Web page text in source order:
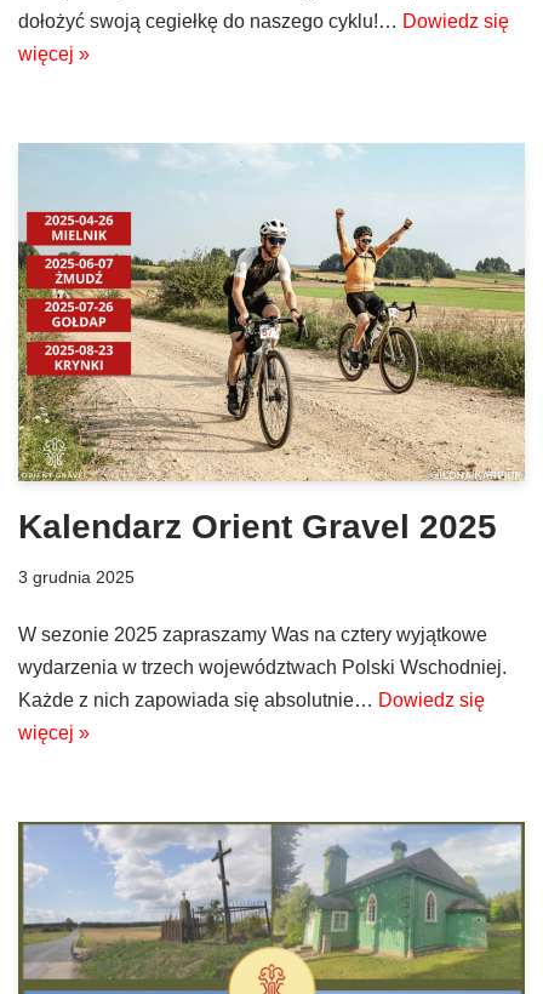
dołożyć swoją cegiełkę do naszego cyklu!… Dowiedz się
więcej »
Kalendarz Orient Gravel 2025
3 grudnia 2025
W sezonie 2025 zapraszamy Was na cztery wyjątkowe
wydarzenia w trzech województwach Polski Wschodniej.
Każde z nich zapowiada się absolutnie… Dowiedz się
więcej »